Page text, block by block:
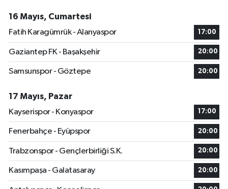
16 Mayıs, Cumartesi
Fatih Karagümrük - Alanyaspor
17:00
Gaziantep FK - Başakşehir 20:00
Samsunspor - Göztepe 20:00
17 Mayıs, Pazar
Kayserispor - Konyaspor
17:00
Fenerbahçe - Eyüpspor 20:00
Trabzonspor - Gençlerbirliği S.K. 20:00
Kasımpaşa - Galatasaray 20:00